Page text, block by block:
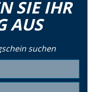
SIE IHR
AUS
suchen